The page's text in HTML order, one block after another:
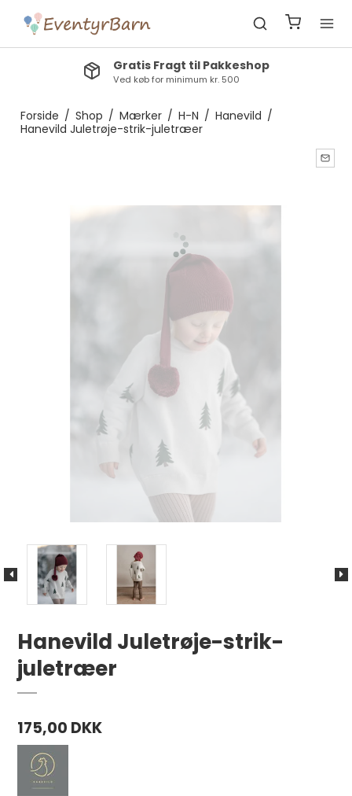
Gratis Fragt til Pakkeshop
Ved køb for minimum kr. 500
Forside / Shop / Mærker / H-N / Hanevild /
Hanevild Juletrøje-strik-juletræer
Hanevild Juletrøje-strik-
juletræer
175,00 DKK